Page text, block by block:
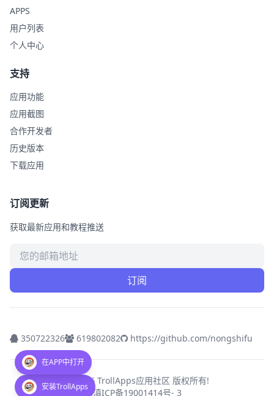
APPS
用户列表
个人中心
支持
应用功能
应用截图
合作开发者
历史版本
下载应用
订阅更新
获取最新应用和教程推送
邮箱地址
订阅
350722326 619802082 https://github.com/nongshifu
© 2026 TrollApps应用社区 版权所有!
滇ICP备19001414号- 3
在APP中打开
安装TrollApps